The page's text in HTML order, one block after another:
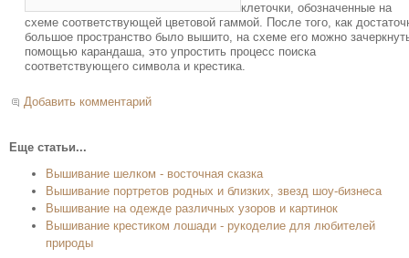
клеточки, обозначенные на
схеме соответствующей цветовой гаммой. После того, как
большое пространство было вышито, на схеме его можно
помощью карандаша, это упростить процесс поиска
соответствующего символа и крестика.
Добавить комментарий
Еще статьи...
Вышивание шелком - восточная сказка
Вышивание портретов родных и близких, звезд шоу-бизнеса
Вышивание на одежде различных узоров и картинок
Вышивание крестиком лошади - рукоделие для любителей
природы